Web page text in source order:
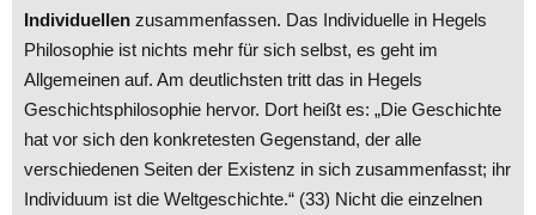
Individuellen zusammenfassen. Das Individuelle in Hegels
Philosophie ist nichts mehr für sich selbst, es geht im
Allgemeinen auf. Am deutlichsten tritt das in Hegels
Geschichtsphilosophie hervor. Dort heißt es: „Die Geschichte
hat vor sich den konkretesten Gegenstand, der alle
verschiedenen Seiten der Existenz in sich zusammenfasst; ihr
Individuum ist die Weltgeschichte.“ (33) Nicht die einzelnen